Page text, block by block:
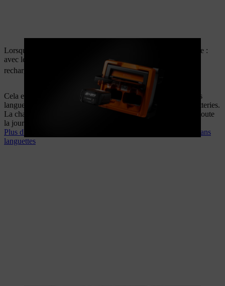
Lorsque tout doit aller vite au quotidien, chaque minute compte :
avec le
chargeur rapide AL 1802 MO
rechargée à 80 % en
seulement 9 minutes2.
Cela est rendu possible par les cellules innovantes cellules sans
languettes, qui réduisent le dégagement de chaleur dans les batteries.
La charge extrêmement rapide et efficace permet de travailler toute
la journée en emportant beaucoup moins de batteries.
Plus d'informations sur la technologie des cellules de batterie sans
languettes